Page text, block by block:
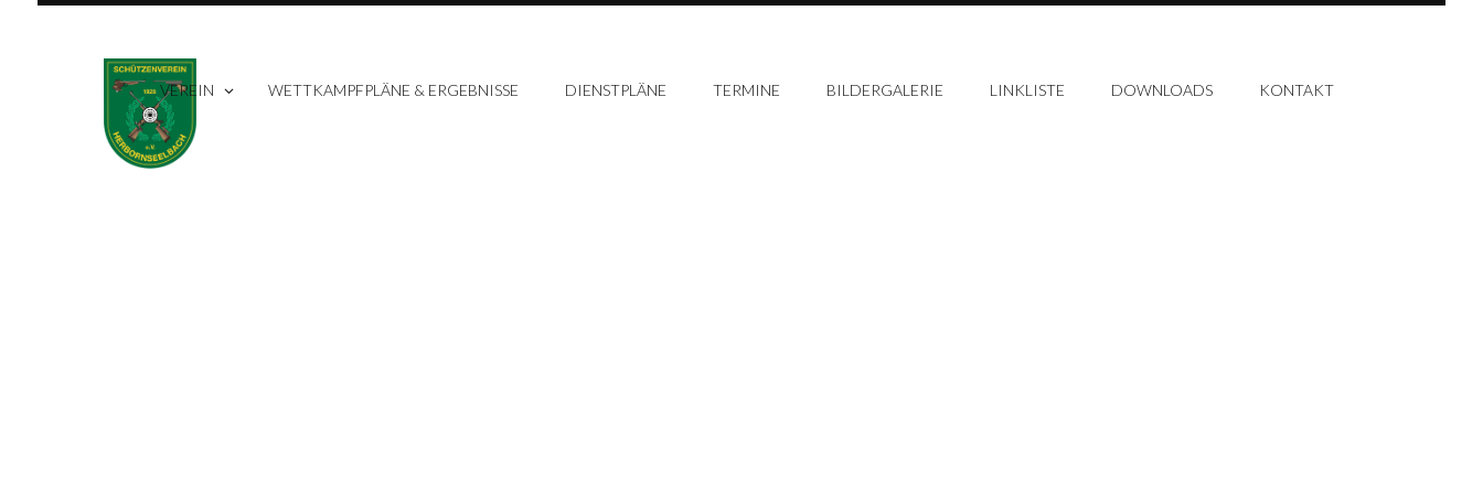
VEREIN WETTKAMPFPLÄNE & ERGEBNISSE DIENSTPLÄNE TERMINE BILDERGALERIE LINKLISTE DOWNLOADS KONTAKT